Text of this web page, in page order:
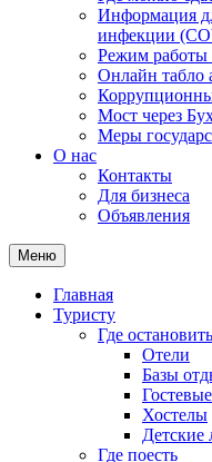
Информация
инфекции
Режим работы
Онлайн табло
Мост через
Меры
О нас
Контакты
Для бизнеса
Объявления
Меню
Главная
Туристу
Где
Отели
Базы
Хостелы
Детские
Где поесть